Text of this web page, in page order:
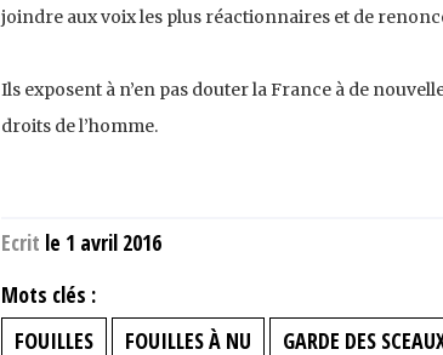
joindre aux voix les plus réactionnaires et de
Ils exposent à n’en pas douter la France à de
droits de l’homme.
Ecrit le 1 avril 2016
Mots clés :
FOUILLES
FOUILLES À NU GARDE DES